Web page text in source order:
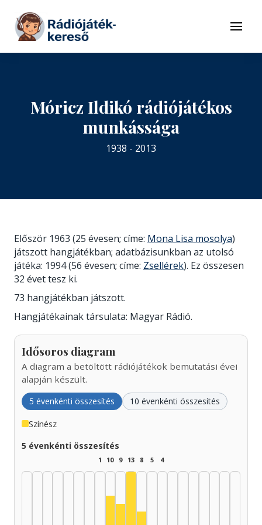
Tovább a tartalomhoz
Menü
Móricz Ildikó rádiójátékos
munkássága
1938 - 2013
Először 1963 (25 évesen; címe: Mona Lisa mosolya)
játszott hangjátékban; adatbázisunkban az utolsó
játéka: 1994 (56 évesen; címe: Zsellérek). Ez összesen
32 évet tesz ki.
73 hangjátékban játszott.
Hangjátékainak társulata: Magyar Rádió.
Idősoros diagram
A diagram a betöltött rádiójátékok bemutatási évei
alapján készült.
5 évenkénti összesítés 10 évenkénti összesítés
Színész
5 évenkénti összesítés
1 10 9 13 8 5 4